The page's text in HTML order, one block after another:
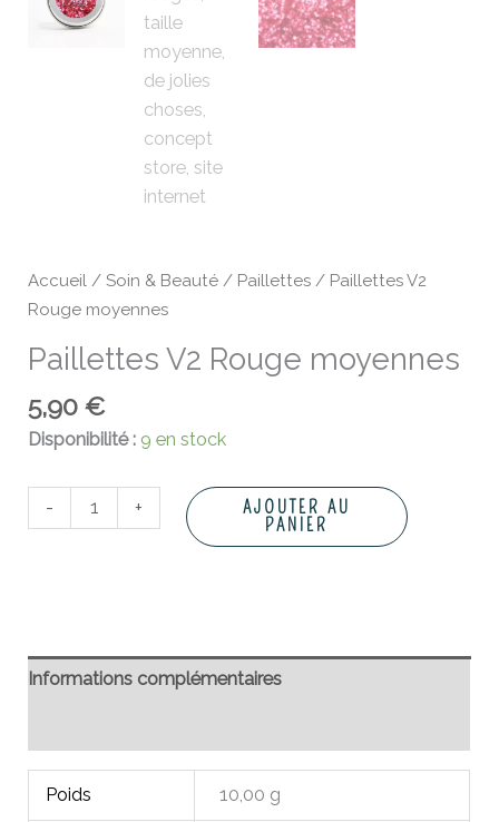
Accueil /Soin & Beauté / Paillettes / Paillettes V2
Rouge moyennes
Paillettes V2 Rouge moyennes
5,90€
Disponibilité : 9 en stock
- +
AJOUTER AU
PANIER
Informations complémentaires
Poids 10,00 g